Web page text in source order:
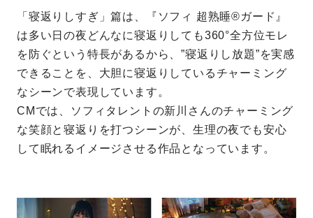
「寝返りしすぎ」篇は、『ソフィ 超熟睡®ガード』
は多い日の夜どんなに寝返りしても360°全方位モレ
を防ぐという特長があるから、”寝返りし放題”を実感
できることを、大胆に寝返りしているチャーミング
なシーンで表現しています。
CMでは、ソフィタレントの新川さんのチャーミング
な笑顔と寝返りを打つシーンが、生理の夜でも安心
して眠れるイメージさせる作品となっています。